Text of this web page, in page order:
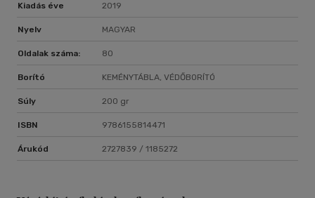
Kiadás éve 2019
Nyelv MAGYAR
Oldalak száma: 80
Borító KEMÉNYTÁBLA, VÉDŐBORÍTÓ
Súly 200 gr
ISBN 9786155814471
Árukód 2727839 / 1185272